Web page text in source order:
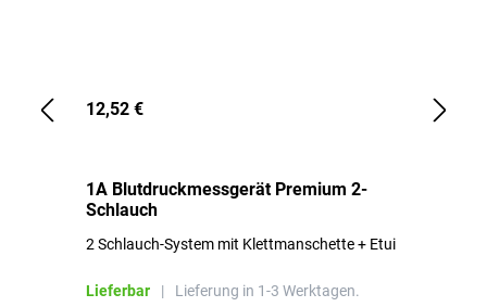
12,52 €
1A Blutdruckmessgerät Premium 2-
Schlauch
2 Schlauch-System mit Klettmanschette + Etui
Lieferbar | Lieferung in 1-3 Werktagen.